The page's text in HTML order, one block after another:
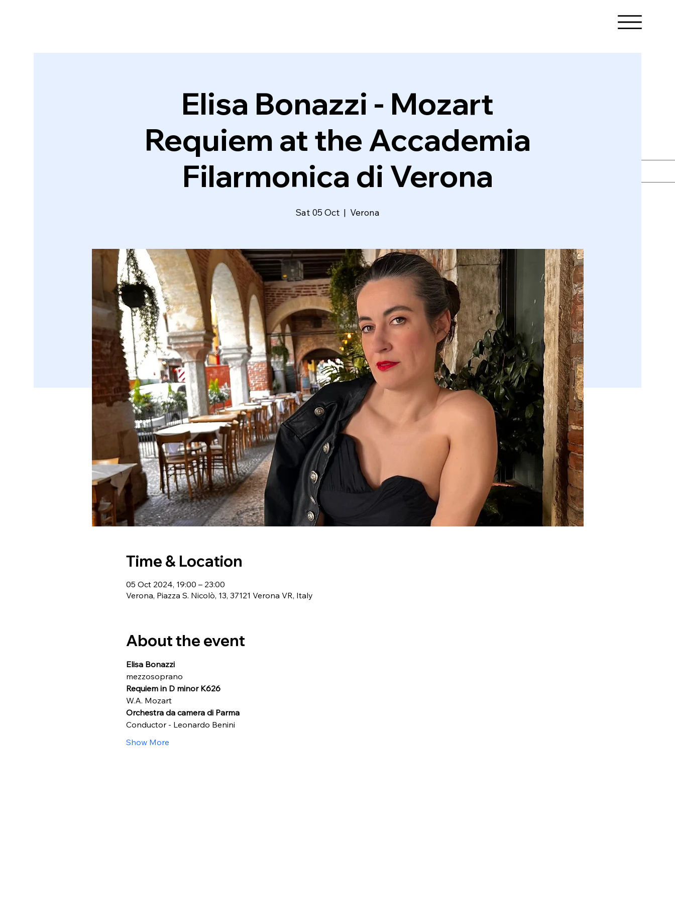
Elisa Bonazzi - Mozart
Requiem at the Accademia
Filarmonica di Verona
Sat 05 Oct
  |
Verona
Time & Location
05 Oct 2024, 19:00 – 23:00
Verona, Piazza S. Nicolò, 13, 37121 Verona VR, Italy
About the event
Elisa Bonazzi
mezzosoprano
Requiem in D minor K626
W.A. Mozart
Orchestra da camera di Parma
Conductor - Leonardo Benini
Show More